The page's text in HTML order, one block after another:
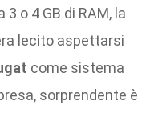
3 o 4 GB di RAM, la
lecito aspettarsi
come sistema
sorprendente è